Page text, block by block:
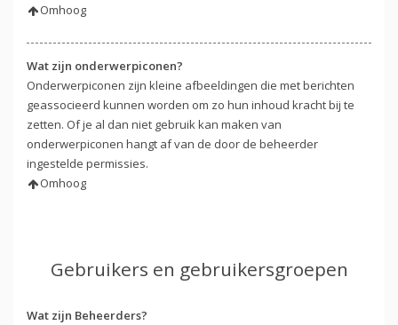
Omhoog
Wat zijn onderwerpiconen?
Onderwerpiconen zijn kleine afbeeldingen die met berichten
geassocieerd kunnen worden om zo hun inhoud kracht bij te
zetten. Of je al dan niet gebruik kan maken van
onderwerpiconen hangt af van de door de beheerder
ingestelde permissies.
Omhoog
Gebruikers en gebruikersgroepen
Wat zijn Beheerders?